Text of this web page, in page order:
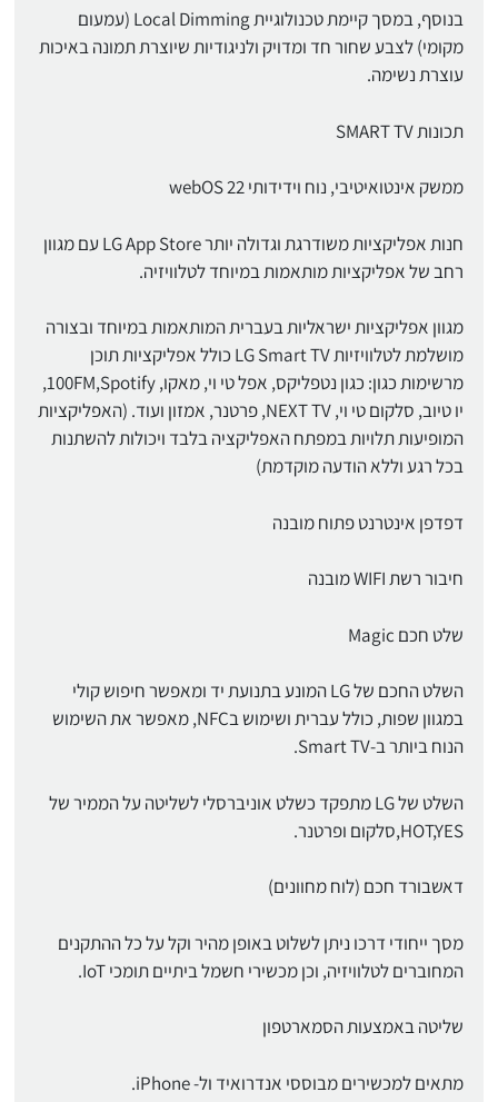
בנוסף, במסך קיימת טכנולוגיית Local Dimming (עמעום
מקומי) לצבע שחור חד ומדויק ולניגודיות שיוצרת תמונה באיכות
עוצרת נשימה.
תכונות SMART TV
ממשק אינטואיטיבי, נוח וידידותי 22 webOS
חנות אפליקציות משודרגת וגדולה יותר LG App Store עם מגוון
רחב של אפליקציות מותאמות במיוחד לטלוויזיה.
מגוון אפליקציות ישראליות בעברית המותאמות במיוחד ובצורה
מושלמת לטלוויזיות LG Smart TV כולל אפליקציות תוכן
מרשימות כגון: כגון נטפליקס, אפל טי וי, מאקו, 100FM,Spotify,
יו טיוב, סלקום טי וי, NEXT TV, פרטנר, אמזון ועוד. (האפליקציות
המופיעות תלויות במפתח האפליקציה בלבד ויכולות להשתנות
בכל רגע וללא הודעה מוקדמת)
דפדפן אינטרנט פתוח מובנה
חיבור רשת WIFI מובנה
שלט חכם Magic
השלט החכם של LG המונע בתנועת יד ומאפשר חיפוש קולי
במגוון שפות, כולל עברית ושימוש בNFC, מאפשר את השימוש
הנוח ביותר ב-Smart TV.
השלט של LG מתפקד כשלט אוניברסלי לשליטה על הממיר של
HOT,YES,סלקום ופרטנר.
דאשבורד חכם (לוח מחוונים)
מסך ייחודי דרכו ניתן לשלוט באופן מהיר וקל על כל ההתקנים
המחוברים לטלוויזיה, וכן מכשירי חשמל ביתיים תומכי IoT.
שליטה באמצעות הסמארטפון
מתאים למכשירים מבוססי אנדרואיד ול- iPhone.